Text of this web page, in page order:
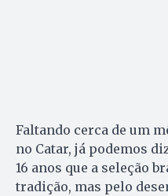
Faltando cerca de um
no Catar, já podemos
16 anos que a seleção
tradição, mas pelo